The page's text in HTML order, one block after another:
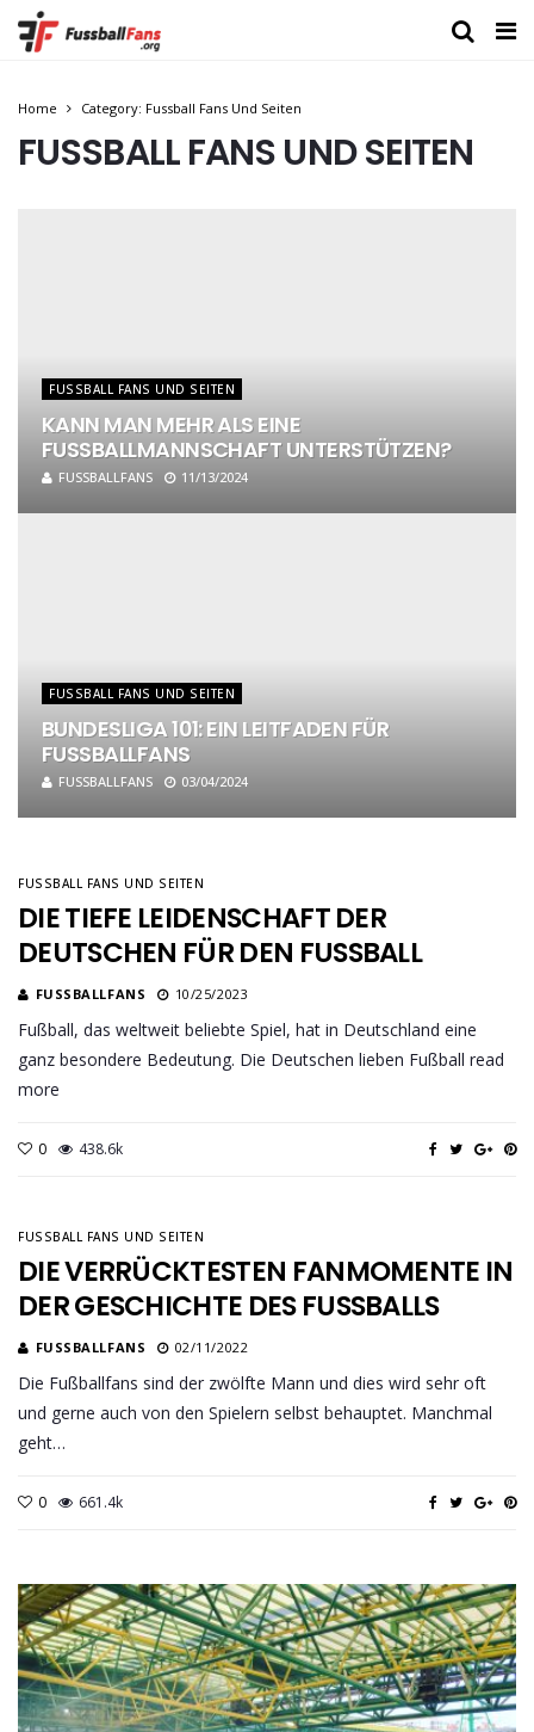
Home Category: Fussball Fans Und Seiten
FUSSBALL FANS UND SEITEN
FUSSBALL FANS UND SEITEN
KANN MAN MEHR ALS EINE
FUSSBALLMANNSCHAFT UNTERSTÜTZEN?
FUSSBALLFANS 11/13/2024
FUSSBALL FANS UND SEITEN
BUNDESLIGA 101: EIN LEITFADEN FÜR
FUSSBALLFANS
FUSSBALLFANS 03/04/2024
FUSSBALL FANS UND SEITEN
DIE TIEFE LEIDENSCHAFT DER
DEUTSCHEN FÜR DEN FUSSBALL
FUSSBALLFANS 10/25/2023
Fußball, das weltweit beliebte Spiel, hat in Deutschland eine
ganz besondere Bedeutung. Die Deutschen lieben Fußball read
more
0 438.6k
FUSSBALL FANS UND SEITEN
DIE VERRÜCKTESTEN FANMOMENTE IN
DER GESCHICHTE DES FUSSBALLS
FUSSBALLFANS 02/11/2022
Die Fußballfans sind der zwölfte Mann und dies wird sehr oft
und gerne auch von den Spielern selbst behauptet. Manchmal
geht…
0 661.4k